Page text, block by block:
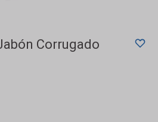
Corrugado